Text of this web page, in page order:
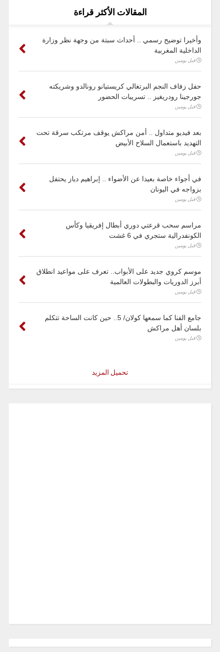
المقالات الأكثر قراءة
وأخيرا توضيح رسمي .. أحداث سبتة من وجهة نظر وزارة
الداخلية المغربية
قبل يومين
حفل زفاف النجم البرتغالي كريستيانو رونالدو وشريكته
جورجينا رودريغيز .. تسريبات الحضور
قبل يومين
بعد فيديو متداول .. أمن مراكش يوقف مرتكب سرقة تحت
التهديد باستعمال السلاح الأبيض
قبل يومين
في أجواء خاصة بعيدا عن الأضواء .. إبراهيم دياز يحتفل
بزواجه في اليونان
قبل يومين
مراسم سحب قرعتي دوري أبطال إفريقيا وكأس
الكونفدرالية ستجري في 6 غشت
قبل يومين
موسم كروي جديد على الأبواب.. تعرف على مواعيد انطلاق
أبرز الدوريات والبطولات العالمية
قبل يومين
جامع الفنا كما سمعها كولان/ 5.. حين كانت الساحة تتكلم
بلسان أهل مراكش
قبل يومين
تحميل المزيد